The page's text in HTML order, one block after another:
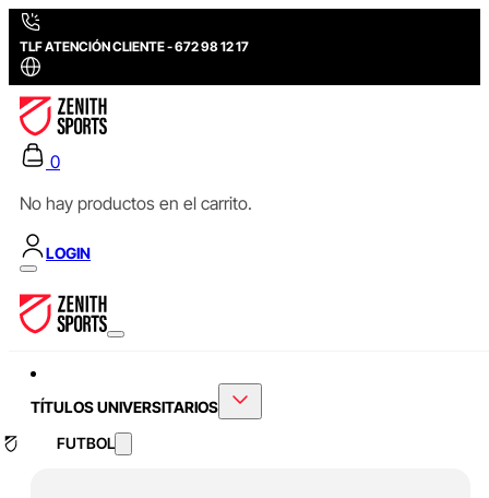
TLF ATENCIÓN CLIENTE - 672 98 12 17
0
No hay productos en el carrito.
LOGIN
TÍTULOS UNIVERSITARIOS
FUTBOL